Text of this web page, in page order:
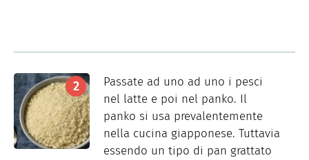
Passate ad uno ad uno i pesci
nel latte e poi nel panko. Il
panko si usa prevalentemente
nella cucina giapponese. Tuttavia
essendo un tipo di pan grattato